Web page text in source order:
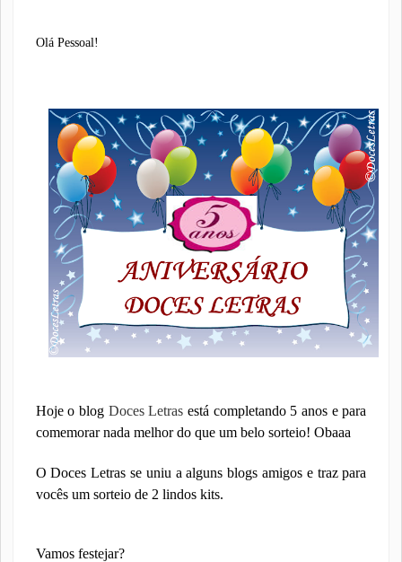
Olá Pessoal!
Hoje o blog Doces Letras está completando 5 anos e para
comemorar nada melhor do que um belo sorteio! Obaaa
O Doces Letras se uniu a alguns blogs amigos e traz para
vocês um sorteio de 2 lindos kits.
Vamos festejar?